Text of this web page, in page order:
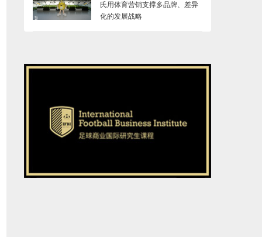
氏用体育营销支撑多品牌、差异
化的发展战略